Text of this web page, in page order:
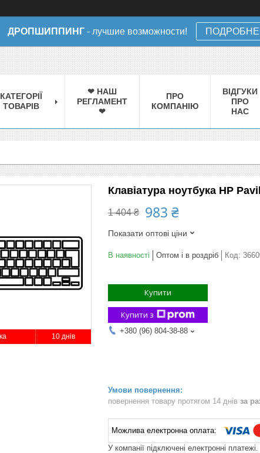
ДРОПШИППИНГ - лучшие возможности!
КАТЕГОРІЇ
ТОВАРІВ
❤ НАШ
РЕГЛАМЕНТ
❤
ПРО
КОМПАНІЮ
ВІДГУКИ
ПРО
НАС
10 днів
Клавіатура ноутбука HP
1 404 ₴ 983 ₴
Показати оптові ціни
В наявності Оптом і в роздріб Код:
Купити
Купити з
+380 (96) 804-38-88
повернення товару протягом 14 днів за
У компанії підключені електронні